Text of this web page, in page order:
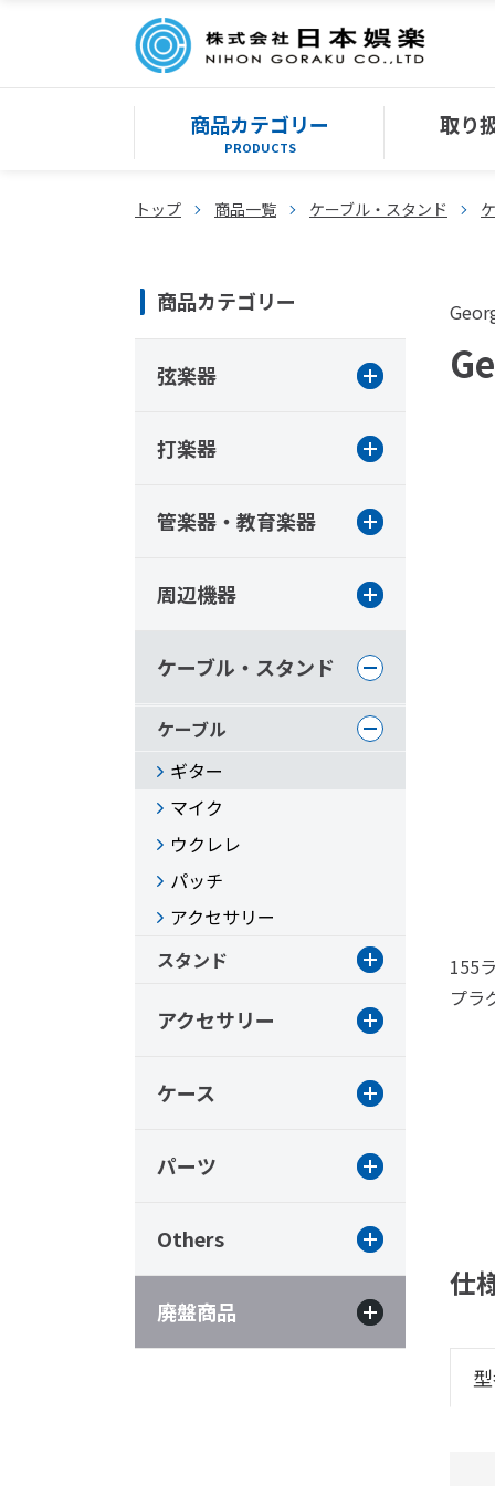
商品カテゴリー
PRODUCTS
取り
トップ 商品一覧 ケーブル・スタンド
155
プラ
仕
商品カテゴリー
弦楽器
打楽器
管楽器・教育楽器
周辺機器
ケーブル・スタンド
ケーブル
ギター
マイク
ウクレレ
パッチ
アクセサリー
スタンド
アクセサリー
ケース
パーツ
Others
廃盤商品